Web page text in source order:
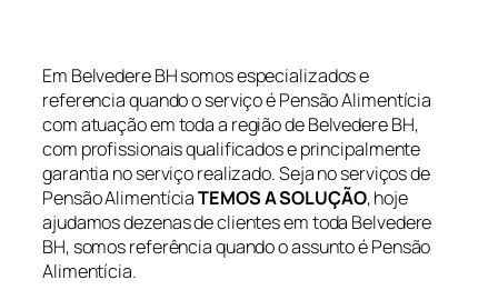
Em Belvedere BH somos especializados e
referencia quando o serviço é Pensão Alimentícia
com atuação em toda a região de Belvedere BH,
com profissionais qualificados e principalmente
garantia no serviço realizado. Seja no serviços de
Pensão AlimentíciaTEMOS A SOLUÇÃO, hoje
ajudamos dezenas de clientes em toda Belvedere
BH, somos referência quando o assunto é Pensão
Alimentícia.